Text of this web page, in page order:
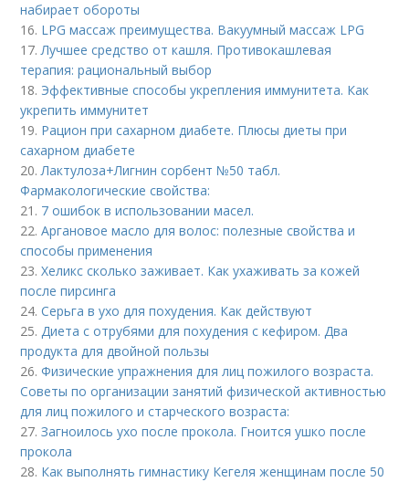
набирает обороты
16. LPG массаж преимущества. Вакуумный массаж LPG
17.Лучшее средство от кашля. Противокашлевая
терапия: рациональный выбор
18. Эффективные способы укрепления иммунитета. Как
укрепить иммунитет
19. Рацион при сахарном диабете. Плюсы диеты при
сахарном диабете
20.Лактулоза+Лигнин сорбент №50 табл.
Фармакологические свойства:
21. 7 ошибок в использовании масел.
22.Аргановое масло для волос: полезные свойства и
способы применения
23.Хеликс сколько заживает. Как ухаживать за кожей
после пирсинга
24.Серьга в ухо для похудения. Как действуют
25.Диета с отрубями для похудения с кефиром. Два
продукта для двойной пользы
26.Физические упражнения для лиц пожилого возраста.
Советы по организации занятий физической активностью
для лиц пожилого и старческого возраста:
27.Загноилось ухо после прокола. Гноится ушко после
прокола
28. Как выполнять гимнастику Кегеля женщинам после 50